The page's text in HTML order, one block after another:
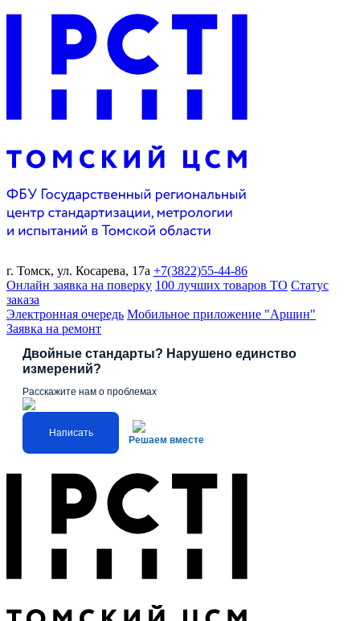
г. Томск, ул. Косарева, 17а +7(3822)55-44-86
Онлайн заявка на поверку 100 лучших товаров ТО Статус
заказа
Электронная очередь Мобильное приложение "Аршин"
Заявка на ремонт
Двойные стандарты? Нарушено единство
измерений?
Расскажите нам о проблемах
Написать
Решаем вместе